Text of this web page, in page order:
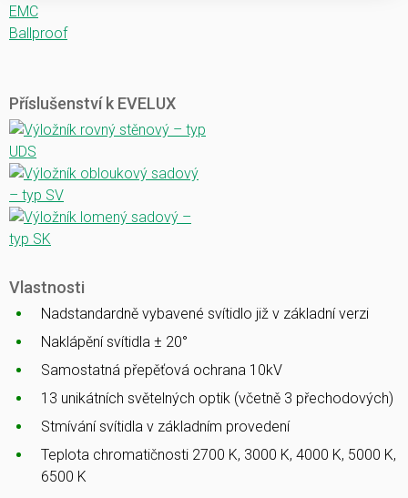
EMC
Ballproof
Příslušenství k EVELUX
Vlastnosti
Nadstandardně vybavené svítidlo již v základní verzi
Naklápění svítidla ± 20°
Samostatná přepěťová ochrana 10kV
13 unikátních světelných optik (včetně 3 přechodových)
Stmívání svítidla v základním provedení
Teplota chromatičnosti 2700 K, 3000 K, 4000 K, 5000 K,
6500 K